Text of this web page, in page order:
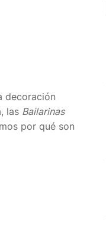
decoración
las Bailarinas
por qué son